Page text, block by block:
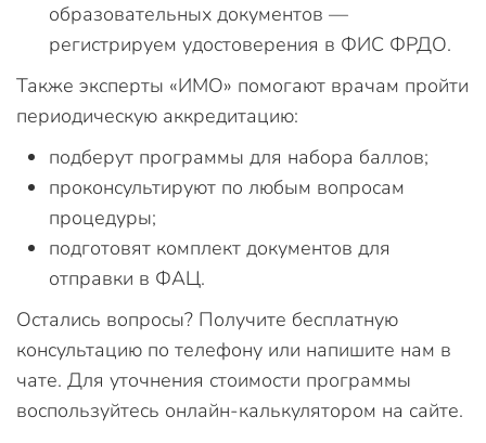
образовательных документов —
регистрируем удостоверения в ФИС ФРДО.
Также эксперты «ИМО» помогают врачам пройти
периодическую аккредитацию:
подберут программы для набора баллов;
проконсультируют по любым вопросам
процедуры;
подготовят комплект документов для
отправки в ФАЦ.
Остались вопросы? Получите бесплатную
консультацию по телефону или напишите нам в
чате. Для уточнения стоимости программы
воспользуйтесь онлайн-калькулятором на сайте.